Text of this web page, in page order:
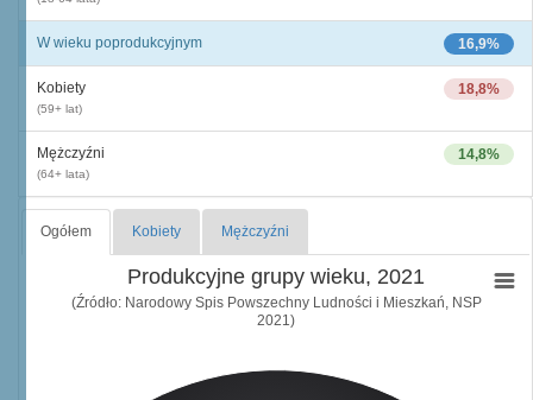
16,9%
W wieku poprodukcyjnym
18,8%
Kobiety
(59+ lat)
14,8%
Mężczyźni
(64+ lata)
Ogółem Kobiety Mężczyźni
Produkcyjne grupy wieku, 2021
(Źródło: Narodowy Spis Powszechny Ludności i Mieszkań, NSP
2021)